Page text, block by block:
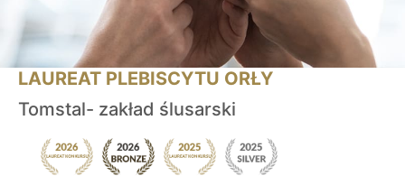
LAUREAT PLEBISCYTU ORŁY
Tomstal- zakład ślusarski